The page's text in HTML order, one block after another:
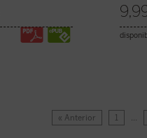
« Anterior 1 …